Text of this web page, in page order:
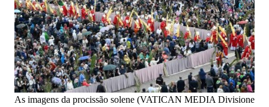
As imagens da procissão solene (VATICAN MEDIA Divisione